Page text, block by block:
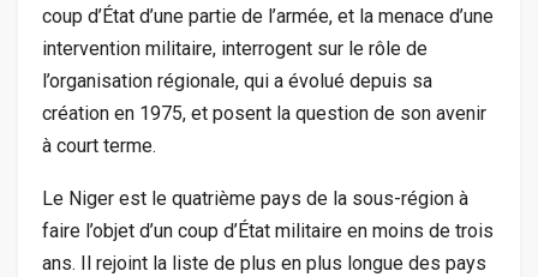
coup d’État d’une partie de l’armée, et la menace d’une
intervention militaire, interrogent sur le rôle de
l’organisation régionale, qui a évolué depuis sa
création en 1975, et posent la question de son avenir
à court terme.
Le Niger est le quatrième pays de la sous-région à
faire l’objet d’un coup d’État militaire en moins de trois
ans. Il rejoint la liste de plus en plus longue des pays